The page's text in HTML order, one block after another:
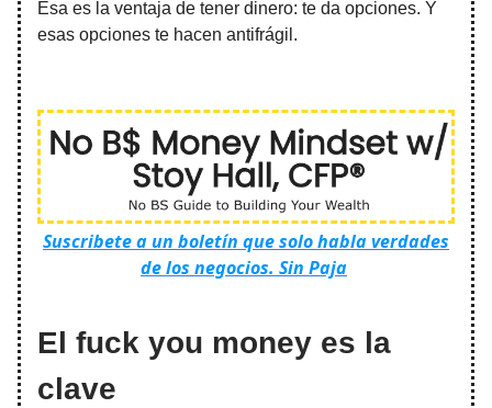
Esa es la ventaja de tener dinero: te da opciones. Y
esas opciones te hacen antifrágil.
Suscribete a un boletín que solo habla verdades
de los negocios. Sin Paja
El fuck you money es la
clave